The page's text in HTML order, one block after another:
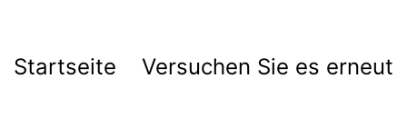
Startseite Versuchen Sie es erneut